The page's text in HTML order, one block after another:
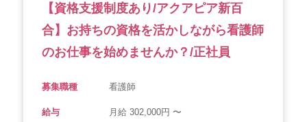
【資格支援制度あり/アクアピア新百
合】お持ちの資格を活かしながら看護師
のお仕事を始めませんか？/正社員
募集職種 看護師
給与 月給 302,000円 〜